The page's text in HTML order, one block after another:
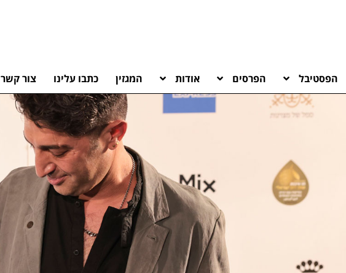
הפסטיבל הפרסים אודות המגזין כתבו עלינו צור קשר